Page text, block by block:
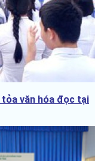
tỏa văn hóa đọc tại